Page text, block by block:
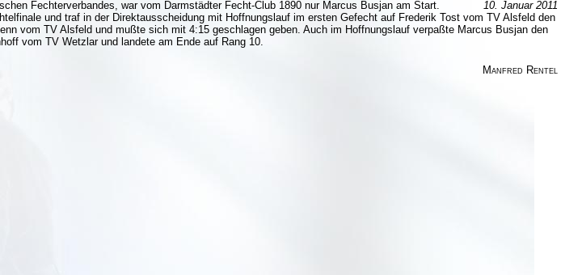
10. Januar 2011
Fechterverbandes, war vom Darmstädter Fecht-Club 1890 nur Marcus Busjan am Start.
und traf in der Direktausscheidung mit Hoffnungslauf im ersten Gefecht auf Frederik Tost vom TV Alsfeld den
vom TV Alsfeld und mußte sich mit 4:15 geschlagen geben. Auch im Hoffnungslauf verpaßte Marcus Busjan den
vom TV Wetzlar und landete am Ende auf Rang 10.
Manfred Rentel